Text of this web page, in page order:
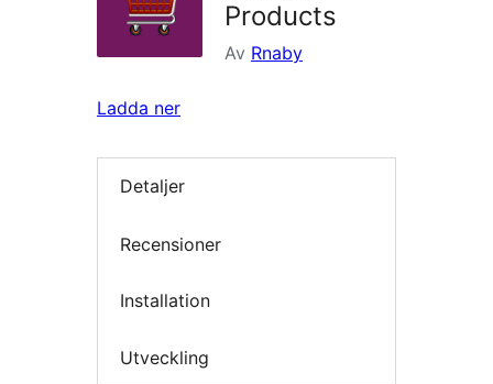
Products
Av Rnaby
Ladda ner
Detaljer
Recensioner
Installation
Utveckling